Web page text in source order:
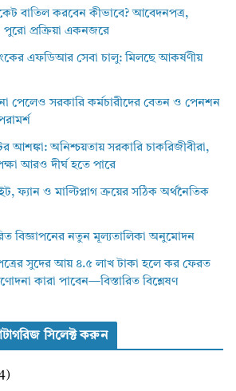
বাতিল করবেন কীভাবে? আবেদনপত্র,
প্রক্রিয়া একনজরে
এফডিআর সেবা চালু: মিলছে আকর্ষণীয়
পেলেও সরকারি কর্মচারীদের বেতন ও পেনশন
আশঙ্কা: অনিশ্চয়তায় সরকারি চাকরিজীবীরা,
আরও দীর্ঘ হতে পারে
ফ্যান ও মাল্টিপ্লাগ ক্রয়ের সঠিক অর্থনৈতিক
বিজ্ঞাপনের নতুন মূল্যতালিকা অনুমোদন
সুদের আয় ৪.৫ লাখ টাকা হলে কর ফেরত
কারা পাবেন—বিস্তারিত বিশ্লেষণ
সিলেক্ট করুন